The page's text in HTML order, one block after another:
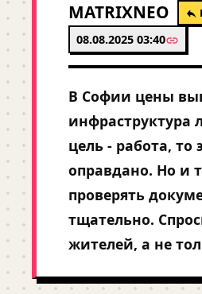
MATRIXNEO
08.08.2025 03:40
В Софии цены
инфраструктура
цель - работа,
оправдано. Но и
проверять
тщательно.
жителей, а не